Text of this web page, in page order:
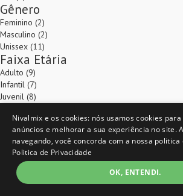
Gênero
Feminino (2)
Masculino (2)
Unissex (11)
Faixa Etária
Adulto (9)
Infantil (7)
Juvenil (8)
Escolar (19)
Técnico (2)
Pesquise nossos departamentos, e encontre
Pagamentos em até 10 vezes sem juros, com
Nivalmix, Completa para você.
As melhores ofertasCadastre-se e receba em
Nivalmix e os cookies: nós usamos cookies
anúncios e melhorar a sua experiência no site.
navegando, você concorda com a nossa
Politica de Privacidade
OK, ENTENDI.